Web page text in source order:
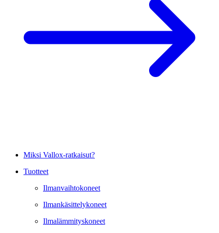
Miksi Vallox-ratkaisut?
Tuotteet
Ilmanvaihtokoneet
Ilmankäsittelykoneet
Ilmalämmityskoneet